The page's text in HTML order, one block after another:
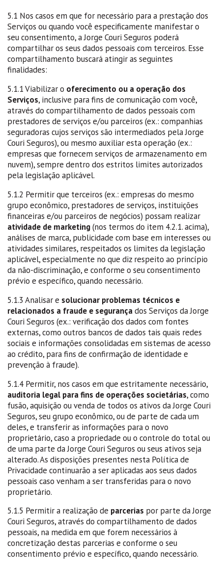
5.1 Nos casos em que for necessário para a prestação dos
Serviços ou quando você especificamente manifestar o
seu consentimento, a Jorge Couri Seguros poderá
compartilhar os seus dados pessoais com terceiros. Esse
compartilhamento buscará atingir as seguintes
finalidades:
5.1.1 Viabilizar o oferecimento ou a operação dos
Serviços, inclusive para fins de comunicação com você,
através do compartilhamento de dados pessoais com
prestadores de serviços e/ou parceiros (ex.: companhias
seguradoras cujos serviços são intermediados pela Jorge
Couri Seguros), ou mesmo auxiliar esta operação (ex.:
empresas que fornecem serviços de armazenamento em
nuvem), sempre dentro dos estritos limites autorizados
pela legislação aplicável.
5.1.2 Permitir que terceiros (ex.: empresas do mesmo
grupo econômico, prestadores de serviços, instituições
financeiras e/ou parceiros de negócios) possam realizar
atividade de marketing(nos termos do item 4.2.1. acima),
análises de marca, publicidade com base em interesses ou
atividades similares, respeitados os limites da legislação
aplicável, especialmente no que diz respeito ao princípio
da não-discriminação, e conforme o seu consentimento
prévio e específico, quando necessário.
5.1.3 Analisar e solucionar problemas técnicos e
relacionados a fraude e segurançados Serviços da Jorge
Couri Seguros (ex.: verificação dos dados com fontes
externas, como outros bancos de dados tais quais redes
sociais e informações consolidadas em sistemas de acesso
ao crédito, para fins de confirmação de identidade e
prevenção à fraude).
5.1.4 Permitir, nos casos em que estritamente necessário,
auditoria legal para fins de operações societárias, como
fusão, aquisição ou venda de todos os ativos da Jorge Couri
Seguros, seu grupo econômico, ou de parte de cada um
deles, e transferir as informações para o novo
proprietário, caso a propriedade ou o controle do total ou
de uma parte da Jorge Couri Seguros ou seus ativos seja
alterado. As disposições presentes nesta Política de
Privacidade continuarão a ser aplicadas aos seus dados
pessoais caso venham a ser transferidas para o novo
proprietário.
5.1.5 Permitir a realização de parcerias por parte da Jorge
Couri Seguros, através do compartilhamento de dados
pessoais, na medida em que forem necessários à
concretização destas parcerias e conforme o seu
consentimento prévio e específico, quando necessário.